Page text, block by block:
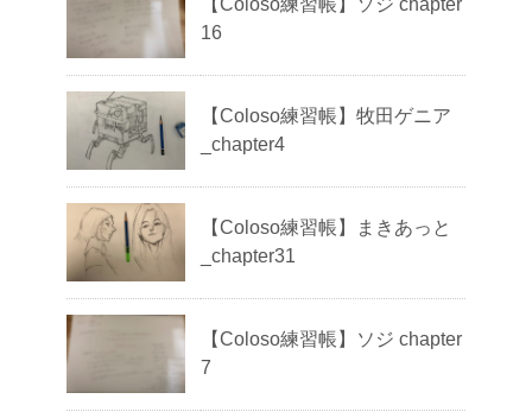
16
【Coloso練習帳】牧田ゲニア
_chapter4
【Coloso練習帳】まきあっと
_chapter31
【Coloso練習帳】ソジ chapter
7